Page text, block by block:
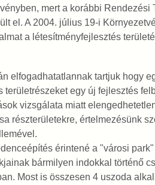
mert a korábbi Rendezési
el. A 2004. július 19-i
a létesítményfejlesztés
elfogadhatatlannak tartjuk hogy
egy új fejlesztés
vizsgálata miatt
részterületekre, értelmezésünk
érintené a "városi
bármilyen indokkal történő
Most is összesen 4 uszoda